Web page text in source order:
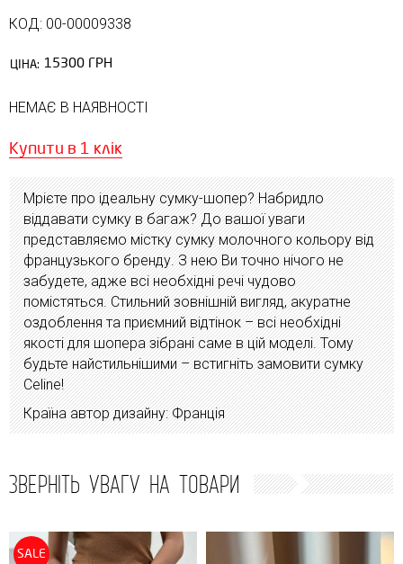
КОД: 00-00009338
ЦІНА: 15300 ГРН
НЕМАЄ В НАЯВНОСТІ
Купити в 1 клік
Мрієте про ідеальну сумку-шопер? Набридло
віддавати сумку в багаж? До вашої уваги
представляємо містку сумку молочного кольору від
французького бренду. З нею Ви точно нічого не
забудете, адже всі необхідні речі чудово
помістяться. Стильний зовнішній вигляд, акуратне
оздоблення та приємний відтінок – всі необхідні
якості для шопера зібрані саме в цій моделі. Тому
будьте найстильнішими – встигніть замовити сумку
Celine!
Країна автор дизайну: Франція
ЗВЕРНІТЬ УВАГУ НА ТОВАРИ
SALE